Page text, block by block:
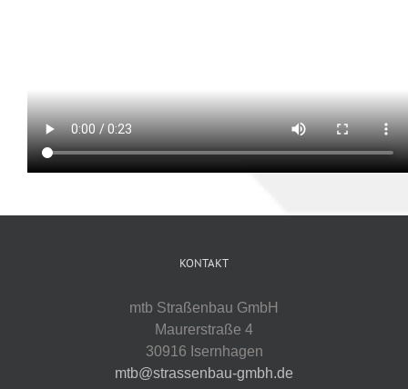
KONTAKT
mtb Straßenbau GmbH
Maurerstraße 4
30916 Isernhagen
mtb@strassenbau-gmbh.de